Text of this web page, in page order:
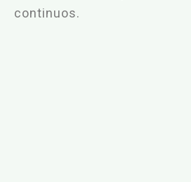
continuos.